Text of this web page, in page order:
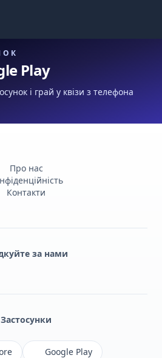
Play
і грай у квізи з телефона
Про нас
Контакти
за нами
Застосунки
Google Play